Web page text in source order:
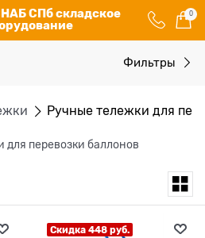
СПб складское
0
Ручные тележки для
для перевозки баллонов
Фильтры
Скидка 448 руб.